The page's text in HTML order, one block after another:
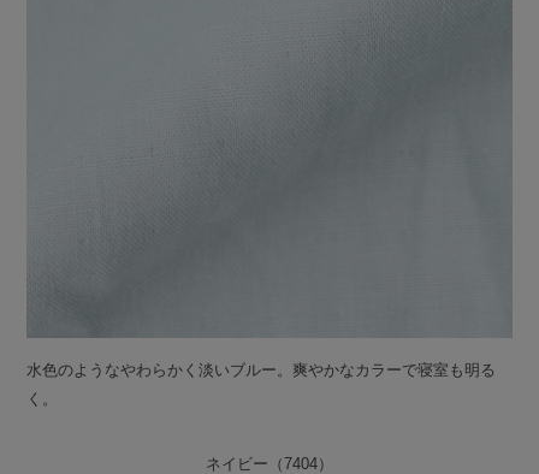
水色のようなやわらかく淡いブルー。爽やかなカラーで寝室も明る
く。
ネイビー（7404）